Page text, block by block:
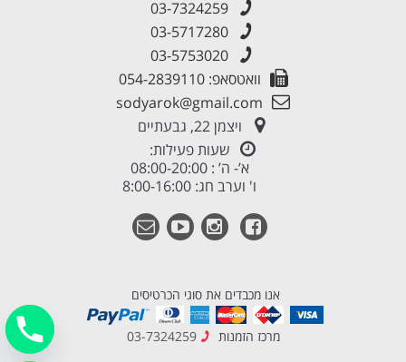
03-7324259
03-5717280
03-5753020
וואטסאפ: 054-2839110
sodyarok@gmail.com
ויצמן 22, גבעתיים
שעות פעילות:
א’- ה’ : 08:00-20:00
ו' וערב חג: 8:00-16:00
אנו מכבדים את סוגי הכרטיסים
מרכז הזמנות 03-7324259